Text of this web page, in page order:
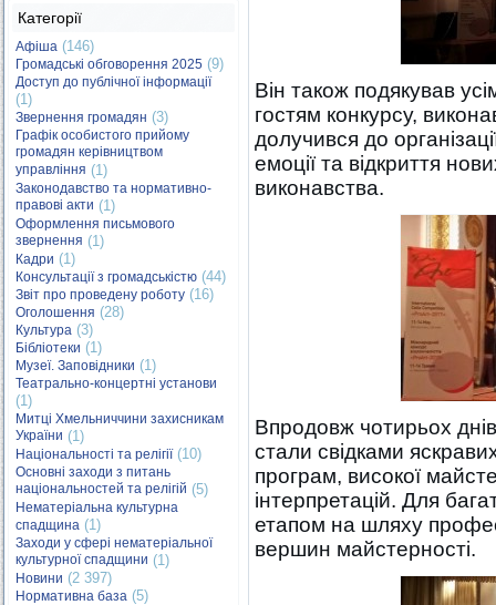
Категорії
Афіша (146)
Громадські обговорення 2025 (9)
Доступ до публічної інформації
(1)
Звернення громадян (3)
Графік особистого прийому
громадян керівництвом
управління (1)
Законодавство та нормативно-
правові акти (1)
Оформлення письмового
звернення (1)
Кадри (1)
Консультації з громадськістю (44)
Звіт про проведену роботу (16)
Оголошення (28)
Культура (3)
Бібліотеки (1)
Музеї. Заповідники (1)
Театрально-концертні установи
(1)
Митці Хмельниччини захисникам
України (1)
Національності та релігії(10)
Основні заходи з питань
національностей та релігій (5)
Нематеріальна культурна
спадщина (1)
Заходи у сфері нематеріальної
культурної спадщини (1)
Новини (2 397)
Нормативна база (5)
Він також подякував
гостям конкурсу,
долучився до
емоції та відкриття
виконавства.
Впродовж чотирьох
стали свідками
програм, високої
інтерпретацій. Для
етапом на шляху
вершин майстерності.